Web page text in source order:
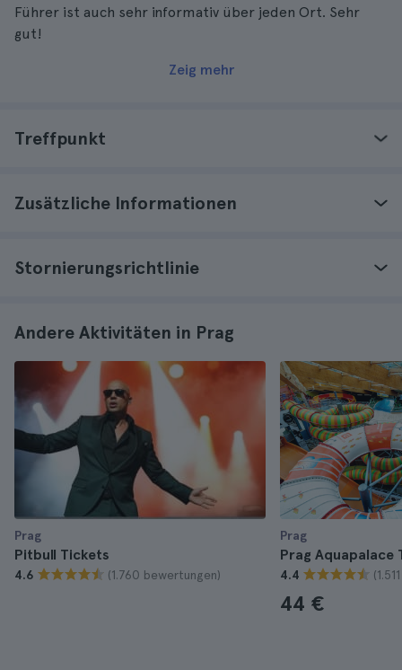
Führer ist auch sehr informativ über jeden Ort. Sehr
gut!
Zeig mehr
Treffpunkt
Zusätzliche Informationen
Stornierungsrichtlinie
Andere Aktivitäten in Prag
Prag
Pitbull Tickets
4.6 (1.760 bewertungen)
Prag
Prag Aquapalace
4.4
44 €